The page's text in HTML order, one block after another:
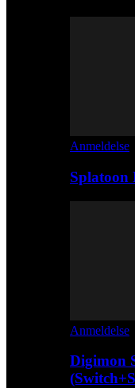
Anmeldelse
Splatoon
Anmeldelse
Digimon